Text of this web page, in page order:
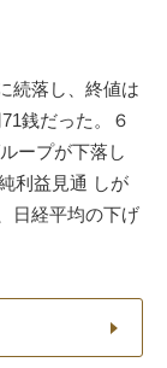
続落し、終値は
銭だった。６
ープが下落し
利益見通 しが
日経平均の下げ